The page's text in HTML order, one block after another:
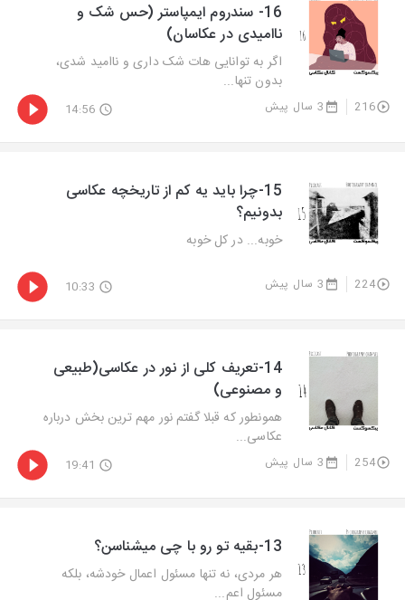
16- سندروم ایمپاستر (حس شک و
ناامیدی در عکاسان)
اگر به توانایی هات شک داری و ناامید شدی،
بدون تنها...
216 3 سال پیش 14:56
15-چرا باید یه کم از تاریخچه عکاسی
بدونیم؟
خوبه... در کل خوبه
224 3 سال پیش 10:33
14-تعریف کلی از نور در عکاسی(طبیعی
و مصنوعی)
همونطور که قبلا گفتم نور مهم ترین بخش درباره
عکاسی...
254 3 سال پیش 19:41
13-بقیه تو رو با چی میشناسن؟
هر مردی، نه تنها مسئول اعمال خودشه، بلکه
مسئول اعم...